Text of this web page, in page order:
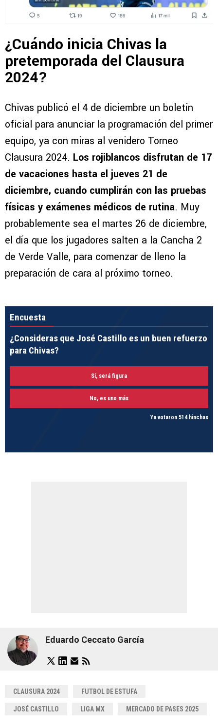
¿Cuándo inicia Chivas la
pretemporada del Clausura
2024?
Chivas publicó el 4 de diciembre un boletín
oficial para anunciar la programación del primer
equipo, ya con miras al venidero Torneo
Clausura 2024. Los rojiblancos disfrutan de 17
de vacaciones hasta el jueves 21 de
diciembre, cuando cumplirán con las pruebas
físicas y exámenes médicos de rutina. Muy
probablemente sea el martes 26 de diciembre,
el día que los jugadores salten a la Cancha 2
de Verde Valle, para comenzar de lleno la
preparación de cara al próximo torneo.
Encuesta
¿Consideras que José Castillo es un buen refuerzo
para Chivas?
Sí, será figura
No, es uno más
Ya votaron 514 hinchas
Eduardo Ceccato García
CLAUSURA 2024 FUTBOL DE ESTUFA
JOSÉ CASTILLO LIGA MX MERCADO DE PASES 2025